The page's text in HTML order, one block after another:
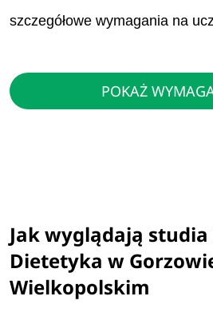
szczegółowe wymagania na
POKAŻ
Jak wyglądają
Dietetyka w
Wielkopolskim